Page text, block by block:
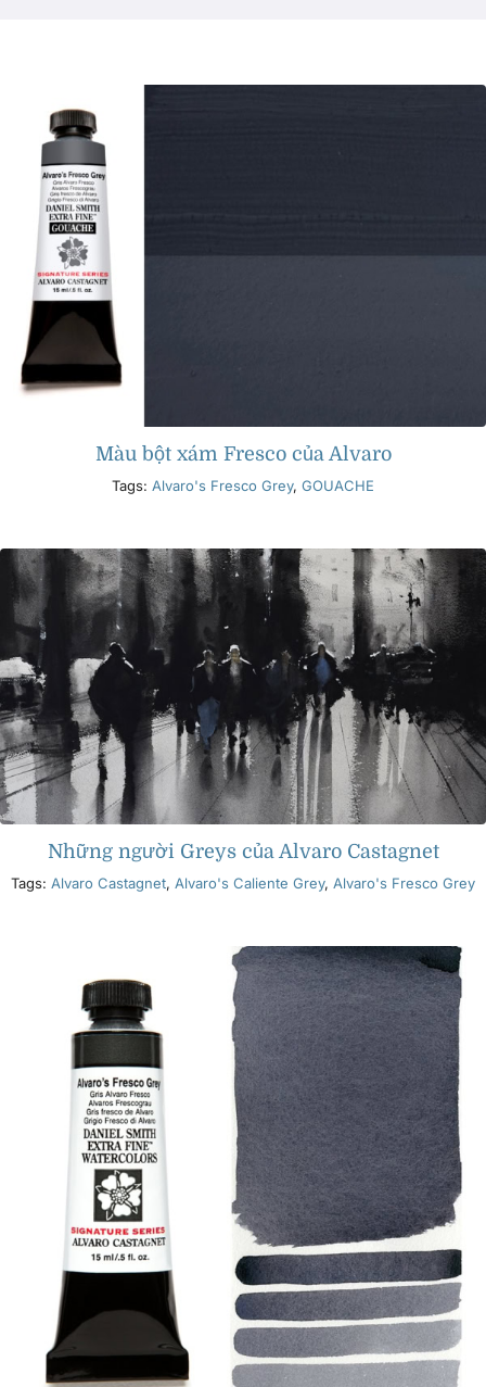
Sự kiện
Blog
Tài nguyên
Tìm một nhà bán lẻ
Màu bột xám Fresco của Alvaro
Tags: Alvaro's Fresco Grey, GOUACHE
Những người Greys của Alvaro Castagnet
Tags: Alvaro Castagnet, Alvaro's Caliente Grey, Alvaro's Fresco Grey